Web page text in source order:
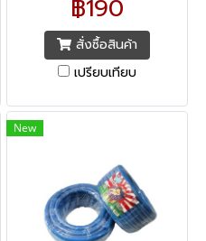
฿190
สั่งซื้อสินค้า
เปรียบเทียบ
New